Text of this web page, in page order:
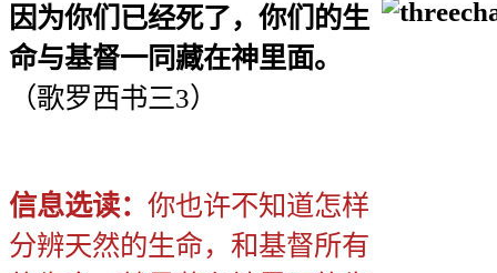
因为你们已经死了，你们的生
命与基督一同藏在神里面。
（歌罗西书三3）
信息选读： 你也许不知道怎样
分辨天然的生命，和基督所有